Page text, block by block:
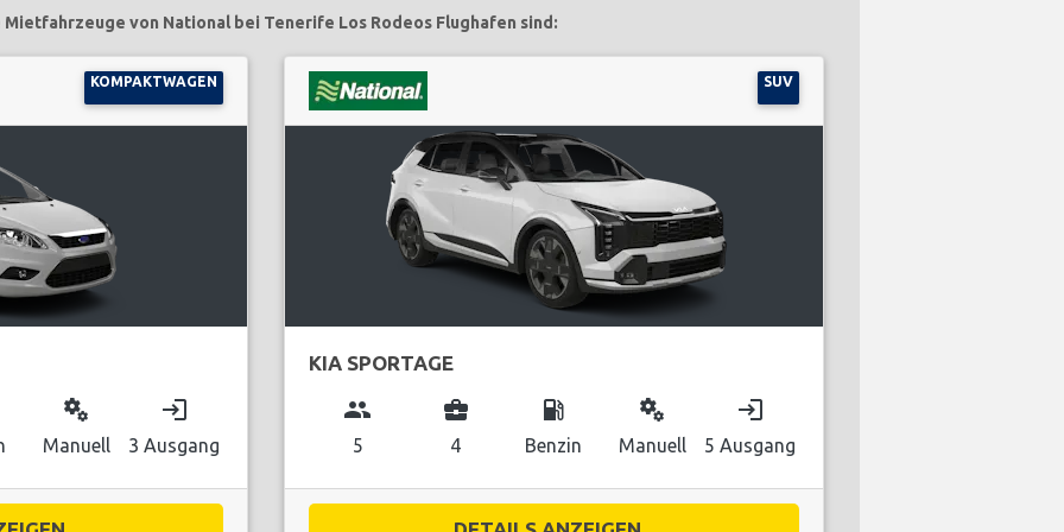
Mietfahrzeuge von National bei Tenerife Los Rodeos Flughafen sind:
KOMPAKTWAGEN
miscellaneous_services
Manuell
login
3 Ausgang
SUV
KIA SPORTAGE
group
5
business_center
4
local_gas_station
Benzin
miscellaneous_services
Manuell
login
5 Ausgang